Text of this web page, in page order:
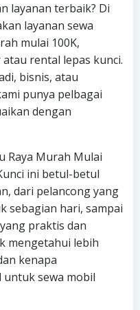
layanan terbaik? Di
layanan sewa
mulai 100K,
rental lepas kunci.
bisnis, atau
punya pelbagai
dengan
Raya Murah Mulai
ini betul-betul
dari pelancong yang
sebagian hari, sampai
praktis dan
mengetahui lebih
kenapa
untuk sewa mobil